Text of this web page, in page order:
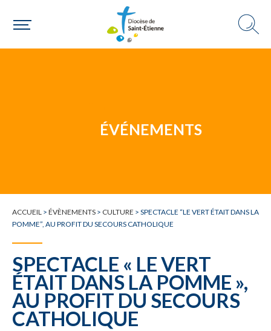
ÉVÉNEMENTS
ACCUEIL > ÉVÈNEMENTS > CULTURE > SPECTACLE “LE VERT ÉTAIT DANS LA
POMME”, AU PROFIT DU SECOURS CATHOLIQUE
SPECTACLE « LE VERT
ÉTAIT DANS LA POMME »,
AU PROFIT DU SECOURS
CATHOLIQUE